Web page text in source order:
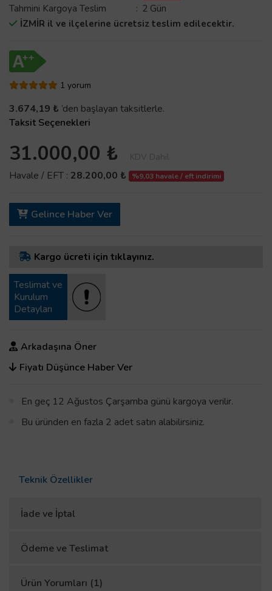
Tahmini Kargoya Teslim : 2 Gün
İZMİR il ve ilçelerine ücretsiz teslim edilecektir.
1 yorum
3.674,19 ₺ ’den başlayan taksitlerle.
Taksit Seçenekleri
31.000,00 ₺ KDV Dahil
Havale / EFT : 28.200,00 ₺ %9,03 havale / eft indirimi
Gelince Haber Ver
Kargo ücreti için tıklayınız.
Teslimat ve
Kurulum
Detayları
Arkadaşına Öner
Fiyatı Düşünce Haber Ver
En geç 12 Ağustos Çarşamba günü kargoya verilir.
Bu üründen en fazla 2 adet satın alabilirsiniz.
Teknik Özellikler
İade ve İptal
Ödeme ve Teslimat
Ürün Yorumları (1)